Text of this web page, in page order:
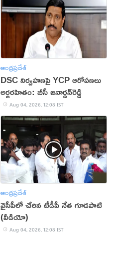
ఆంధ్రప్రదేశ్
DSC నిర్వహణపై YCP ఆరోపణలు
అర్థరహితం: బీసీ జనార్దన్‌రెడ్డి
Aug 04, 2026, 12:08 IST
ఆంధ్రప్రదేశ్
వైసీపీలో చేరిన టీడీపీ నేత గూడ‌పాటి
(వీడియో)
Aug 04, 2026, 12:08 IST